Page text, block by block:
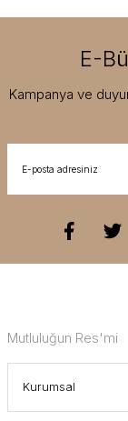
E-
Kampanya ve
Mutluluğun Res'mi
Kurumsal